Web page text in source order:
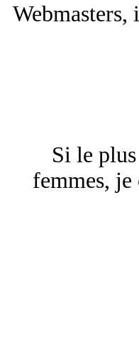
Webmasters,
Si le
femmes, je